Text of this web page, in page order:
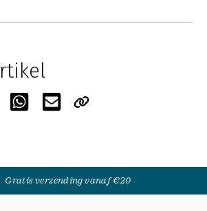
Gratis verzending vanaf €20